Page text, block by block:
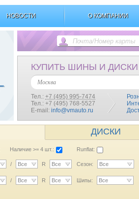
НОВОСТИ О КОМПАНИИ
КУПИТЬ ШИНЫ И ДИСКИ
Москва
Тел.: +7 (495) 995-7474
Тел.: +7 (495) 768-5527
E-mail: info@vmauto.ru
ДИСКИ
Наличие >= 4 шт.: Runflat:
/ Все R Все Сезон: Все
/ Все R Все Шипы: Все